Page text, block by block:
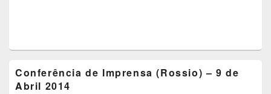
Conferência de Imprensa (Rossio) – 9 de
Abril 2014